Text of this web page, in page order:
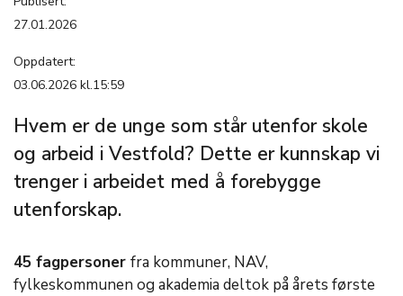
27.01.2026
Oppdatert:
03.06.2026 kl.15:59
Hvem er de unge som står utenfor skole
og arbeid i Vestfold? Dette er kunnskap vi
trenger i arbeidet med å forebygge
utenforskap.
45 fagpersoner fra kommuner, NAV,
fylkeskommunen og akademia deltok på årets første